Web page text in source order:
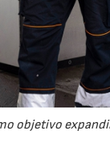
objetivo